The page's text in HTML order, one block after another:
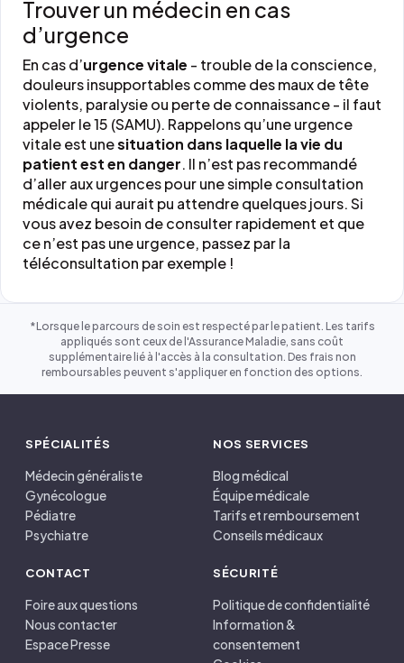
Trouver un médecin en cas
d’urgence
En cas d’urgence vitale - trouble de la conscience,
douleurs insupportables comme des maux de tête
violents, paralysie ou perte de connaissance - il faut
appeler le 15 (SAMU). Rappelons qu’une urgence
vitale est unesituation dans laquelle la vie du
patient est en danger. Il n’est pas recommandé
d’aller aux urgences pour une simple consultation
médicale qui aurait pu attendre quelques jours. Si
vous avez besoin de consulter rapidement et que
ce n’est pas une urgence, passez par la
téléconsultation par exemple !
*Lorsque le parcours de soin est respecté par le patient. Les tarifs
appliqués sont ceux de l'Assurance Maladie, sans coût
supplémentaire lié à l'accès à la consultation. Des frais non
remboursables peuvent s'appliquer en fonction des options.
SPÉCIALITÉS
Médecin généraliste
Gynécologue
Pédiatre
Psychiatre
NOS SERVICES
Blog médical
Équipe médicale
Tarifs et remboursement
Conseils médicaux
CONTACT
Foire aux questions
Nous contacter
Espace Presse
SÉCURITÉ
Politique de confidentialité
Information &
consentement